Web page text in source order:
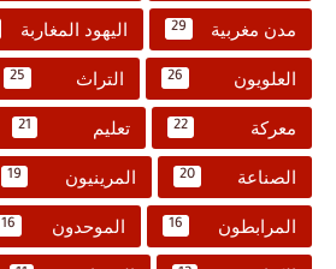
مدن مغربية 29 اليهود المغاربة
العلويون 26 التراث 25
معركة 22 تعليم 21
الصناعة 20 المرينيون 19
المرابطون 16 الموحدون 16